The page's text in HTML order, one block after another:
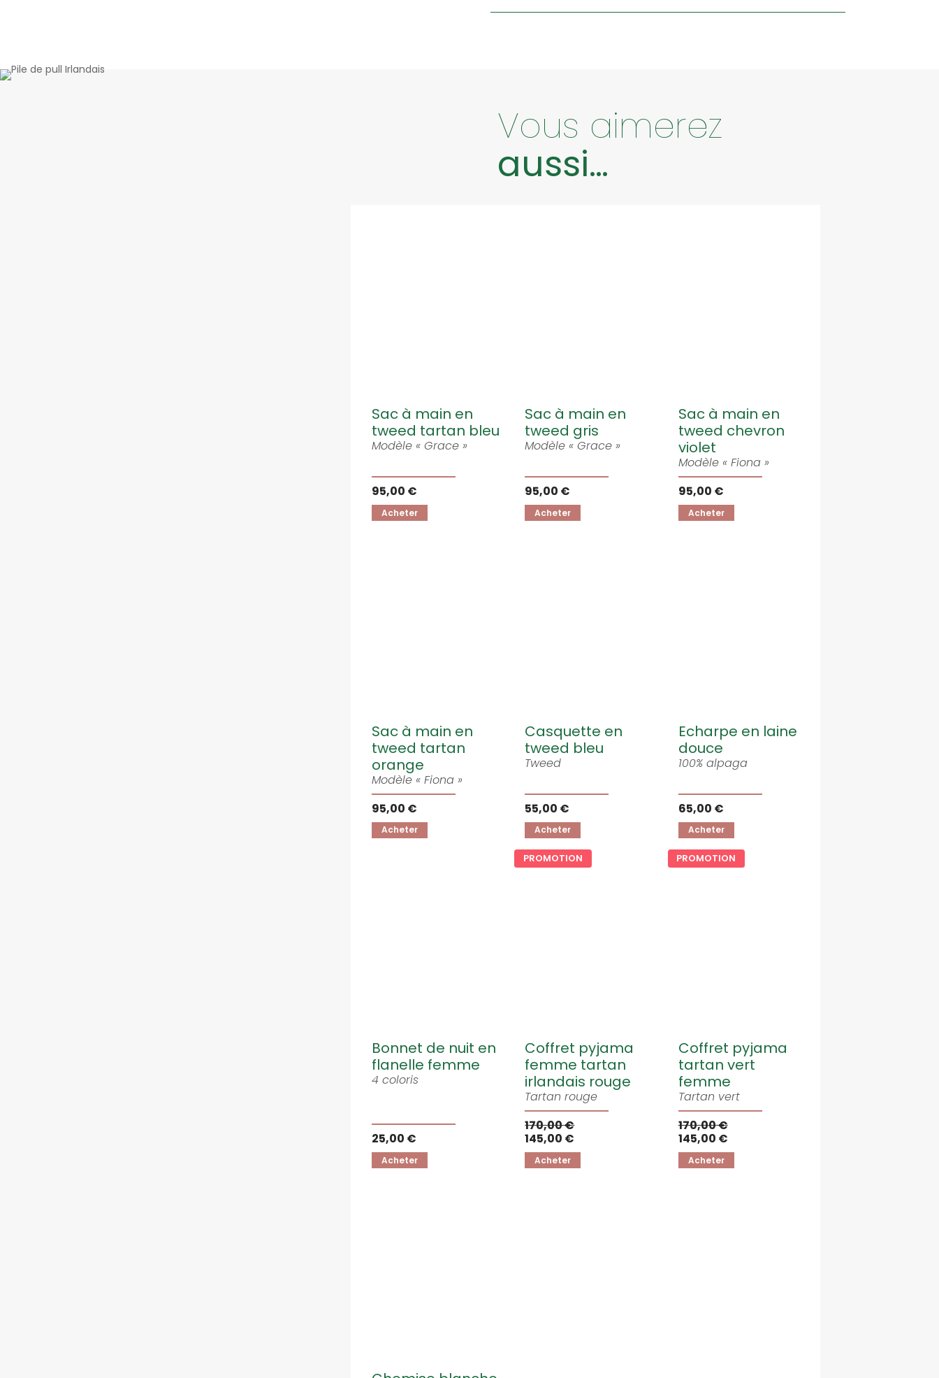
Vous aimerez
aussi…
Sac à main en
tweed tartan bleu
Modèle « Grace »
95,00 €
Acheter
Sac à main en
tweed gris
Modèle « Grace »
95,00 €
Acheter
Sac à main en
tweed chevron
violet
Modèle « Fiona »
95,00 €
Acheter
Sac à main en
tweed tartan
orange
Modèle « Fiona »
95,00 €
Acheter
Casquette en
tweed bleu
Tweed
55,00 €
Acheter
Echarpe en laine
douce
100% alpaga
65,00 €
Acheter
Bonnet de nuit en
flanelle femme
4 coloris
25,00 €
Acheter
PROMOTION
Coffret pyjama
femme tartan
irlandais rouge
Tartan rouge
170,00 €
145,00 €
Acheter
PROMOTION
Coffret pyjama
tartan vert
femme
Tartan vert
170,00 €
145,00 €
Acheter